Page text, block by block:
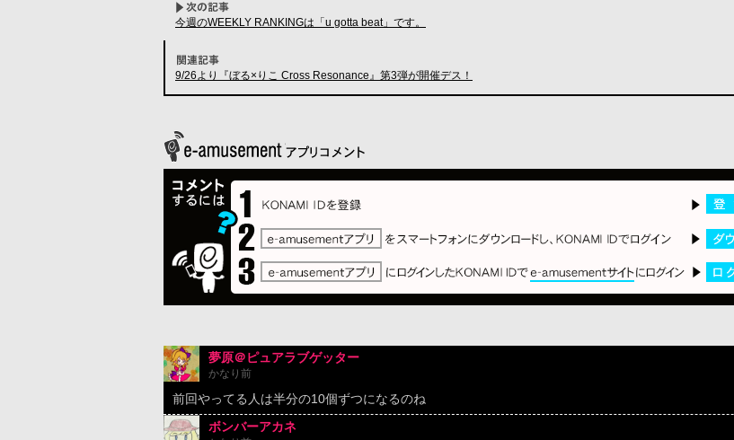
今週のWEEKLY RANKINGは「u gotta beat」です。
9/26より『ぼる×りこ Cross Resonance』第3弾が開催デス！
夢原＠ピュアラブゲッター
かなり前
前回やってる人は半分の10個ずつになるのね
ボンバーアカネ